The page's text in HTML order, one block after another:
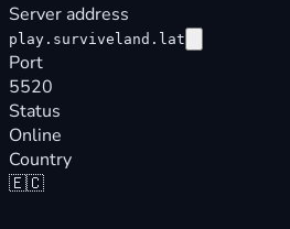
Server address
play.surviveland.lat
Port
5520
Status
Online
Country
🇪🇨